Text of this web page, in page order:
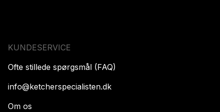
KUNDESERVICE
Ofte stillede spørgsmål (FAQ)
info@ketcherspecialisten.dk
Om os